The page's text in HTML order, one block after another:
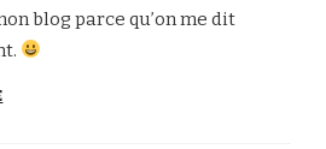
blog parce qu’on me dit